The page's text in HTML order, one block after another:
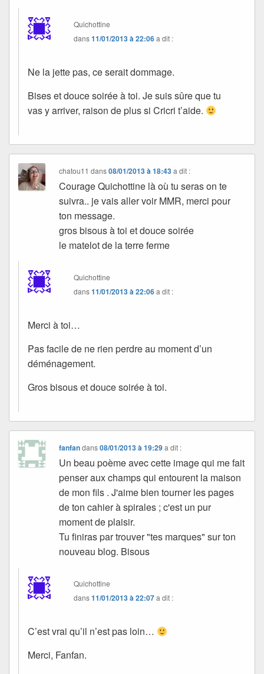
Quichottine
dans11/01/2013 à 22:06a dit :
Ne la jette pas, ce serait dommage.
Bises et douce soirée à toi. Je suis sûre que tu
vas y arriver, raison de plus si Cricri t’aide.
chatou11 dans08/01/2013 à 18:43 a dit :
Courage Quichottine là où tu seras on te
suivra.. je vais aller voir MMR, merci pour
ton message.
gros bisous à toi et douce soirée
le matelot de la terre ferme
Quichottine
dans11/01/2013 à 22:06a dit :
Merci à toi…
Pas facile de ne rien perdre au moment d’un
déménagement.
Gros bisous et douce soirée à toi.
fanfandans08/01/2013 à 19:29 a dit :
Un beau poème avec cette image qui me fait
penser aux champs qui entourent la maison
de mon fils . J'aime bien tourner les pages
de ton cahier à spirales ; c'est un pur
moment de plaisir.
Tu finiras par trouver "tes marques" sur ton
nouveau blog. Bisous
Quichottine
dans11/01/2013 à 22:07a dit :
C’est vrai qu’il n’est pas loin…
Merci, Fanfan.